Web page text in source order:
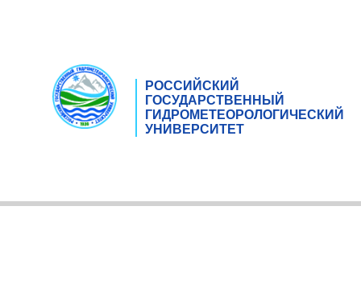
РОССИЙСКИЙ
ГОСУДАРСТВЕННЫЙ
ГИДРОМЕТЕОРОЛОГИЧЕСКИЙ
УНИВЕРСИТЕТ